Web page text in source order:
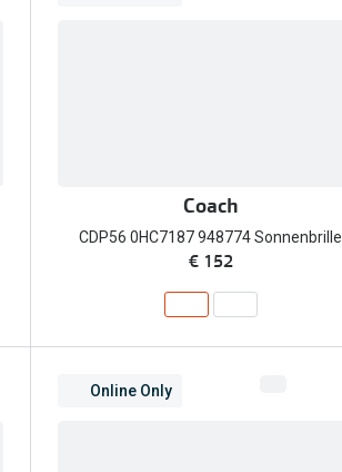
Coach
CDP56 0HC7187 948774 Sonnenbrille
€ 152
Online Only